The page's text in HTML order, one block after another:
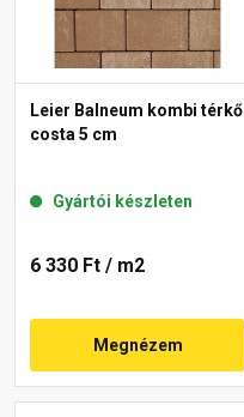
Leier Balneum kombi térkő
costa 5 cm
Gyártói készleten
6 330 Ft / m2
Megnézem